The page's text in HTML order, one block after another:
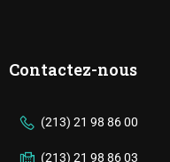
Contactez-nous
(213) 21 98 86 00
(213) 21 98 86 03